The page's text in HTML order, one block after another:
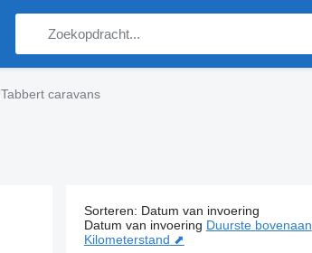
Tabbert caravans
13 advertenties:Tabbert caravans
Sorteren: Datum van invoering
Datum van invoering Duurste bovenaan
Kilometerstand ⬈